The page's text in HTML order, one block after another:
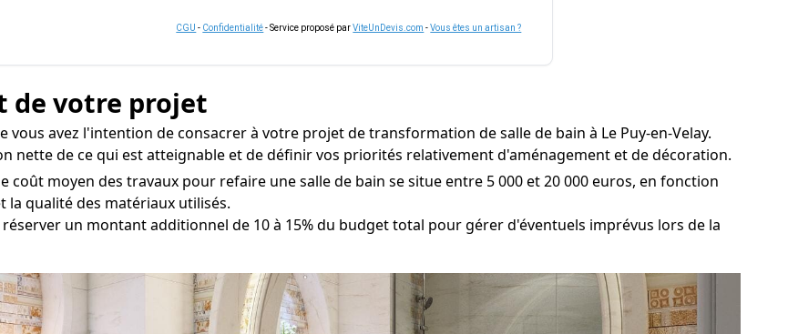
CGU - Confidentialité- Service proposé parViteUnDevis.com -Vous êtes un artisan ?
de votre projet
vous avez l'intention de consacrer à votre projet de transformation de salle de bain à Le Puy-en-Velay.
nette de ce qui est atteignable et de définir vos priorités relativement d'aménagement et de décoration.
coût moyen des travaux pour refaire une salle de bain se situe entre 5 000 et 20 000 euros, en fonction
la qualité des matériaux utilisés.
un montant additionnel de 10 à 15% du budget total pour gérer d'éventuels imprévus lors de la